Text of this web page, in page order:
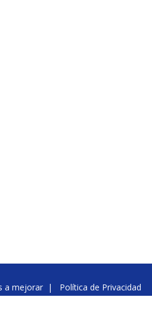
a mejorar| Política de Privacidad